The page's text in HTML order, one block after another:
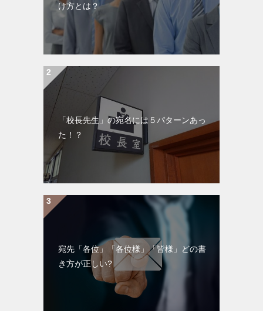
け方とは？
「校長先生」の宛名には５パターンあっ
た！？
宛先「各位」「各位様」「皆様」どの書
き方が正しい?